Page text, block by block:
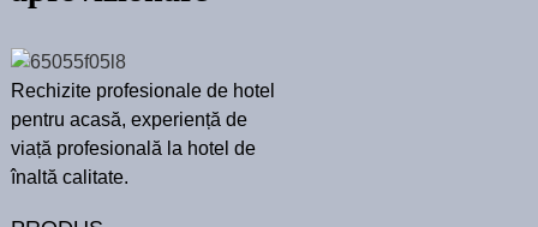
Rechizite profesionale de hotel
pentru acasă, experiență de
viață profesională la hotel de
înaltă calitate.